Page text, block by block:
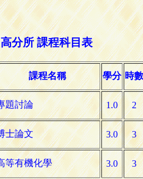
分所 課程科目表
課程名稱 學分 時數
題討論 1.0 2
士論文 3.0 3
等有機化學 3.0 3